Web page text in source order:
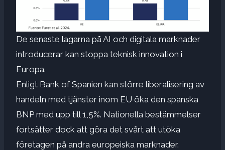
De senaste lagarna på AI och digitala marknader
introducerar kan stoppa teknisk innovation i
Europa.
Enligt Bank of Spanien kan större liberalisering av
handeln med tjänster inom EU öka den spanska
BNP med upp till 1,5%. Nationella bestämmelser
fortsätter dock att göra det svårt att utöka
företagen på andra europeiska marknader.